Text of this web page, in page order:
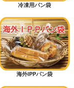
冷凍用パン袋
海外IPPパン袋